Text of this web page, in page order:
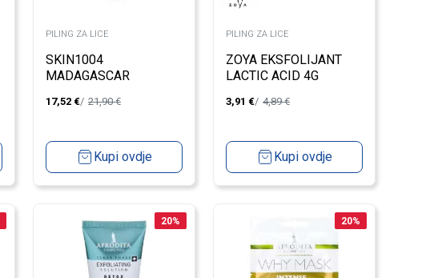
PILING ZA LICE
SKIN1004
MADAGASCAR
PJENA 125ML
17,52 € 21,90€
Kupi ovdje
PILING ZA LICE
ZOYA EKSFOLIJANT
LACTIC ACID 4G
3,91 € 4,89€
Kupi ovdje
20% 20%